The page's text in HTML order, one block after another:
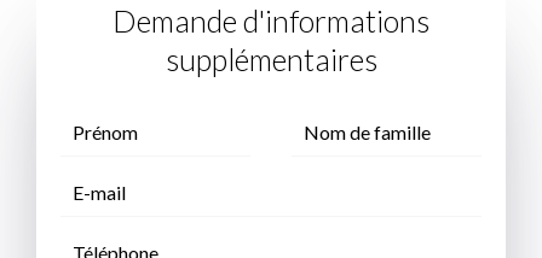
Demande d'informations
supplémentaires